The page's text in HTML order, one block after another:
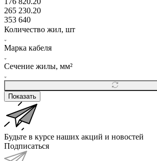
265 230.20
353 640
Количество жил, шт
Марка кабеля
Сечение жилы, мм²
Показать
Будьте в курсе наших акций и новостей
Подписаться